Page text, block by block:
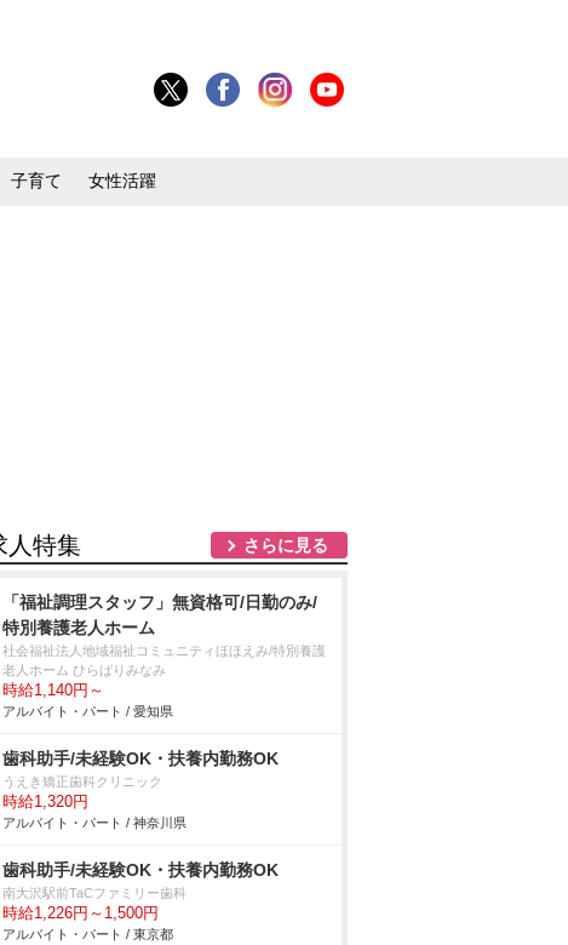
子育て 女性活躍
人特集 さらに見る
「福祉調理スタッフ」無資格可/日勤のみ/
特別養護老人ホーム
社会福祉法人地域福祉コミュニティほほえみ/特別養護
老人ホーム ひらばりみなみ
時給1,140円～
アルバイト・パート / 愛知県
歯科助手/未経験OK・扶養内勤務OK
うえき矯正歯科クリニック
時給1,320円
アルバイト・パート / 神奈川県
歯科助手/未経験OK・扶養内勤務OK
南大沢駅前TaCファミリー歯科
時給1,226円～1,500円
アルバイト・パート / 東京都